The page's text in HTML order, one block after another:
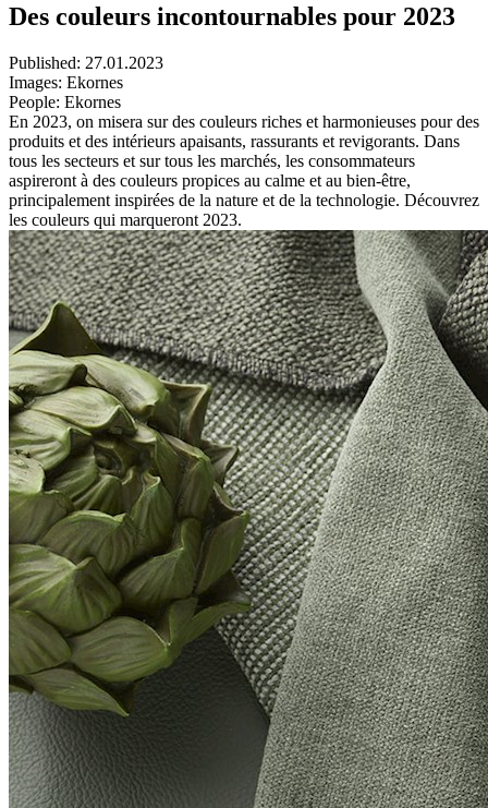
Des couleurs incontournables pour 2023
Published: 27.01.2023
Images: Ekornes
People: Ekornes
En 2023, on misera sur des couleurs riches et harmonieuses pour des
produits et des intérieurs apaisants, rassurants et revigorants. Dans
tous les secteurs et sur tous les marchés, les consommateurs
aspireront à des couleurs propices au calme et au bien-être,
principalement inspirées de la nature et de la technologie. Découvrez
les couleurs qui marqueront 2023.